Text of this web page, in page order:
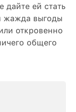
ей стать
жажда выгоды
откровенно
общего